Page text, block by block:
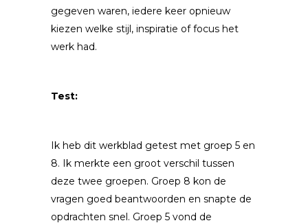
gegeven waren, iedere keer opnieuw
kiezen welke stijl, inspiratie of focus het
werk had.
Test:
Ik heb dit werkblad getest met groep 5 en
8. Ik merkte een groot verschil tussen
deze twee groepen. Groep 8 kon de
vragen goed beantwoorden en snapte de
opdrachten snel. Groep 5 vond de